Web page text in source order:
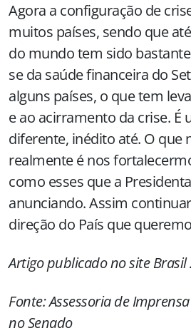
Agora a configuração de
muitos países, sendo que
do mundo tem sido
se da saúde financeira do
alguns países, o que tem
e ao acirramento da crise.
diferente, inédito até. O que
realmente é nos
como esses que a
anunciando. Assim
direção do País que
Artigo publicado no site Brasil
Fonte: Assessoria de
no Senado